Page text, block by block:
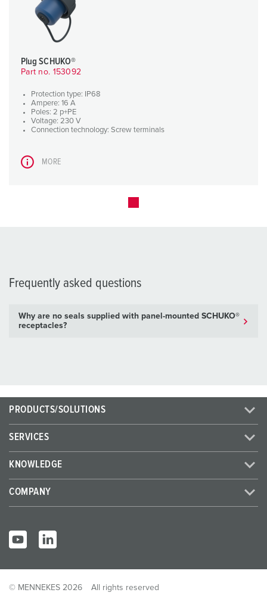
Plug SCHUKO®
Part no. 153092
Protection type: IP68
Ampere: 16 A
Poles: 2 p+PE
Voltage: 230 V
Connection technology: Screw terminals
MORE
Frequently asked questions
Why are no seals supplied with panel-mounted SCHUKO®
receptacles?
PRODUCTS/SOLUTIONS
SERVICES
KNOWLEDGE
COMPANY
© MENNEKES 2026 All rights reserved